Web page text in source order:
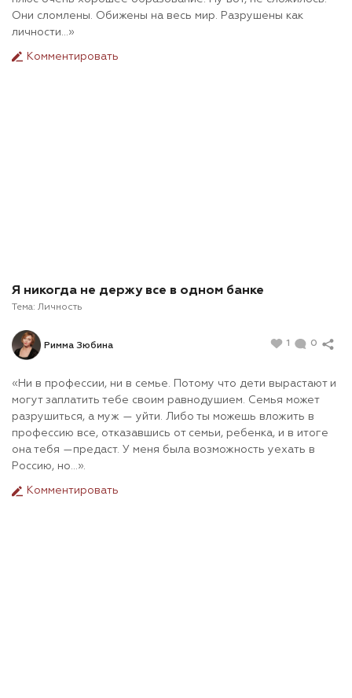
Они сломлены. Обижены на весь мир. Разрушены как
личности…»
Комментировать
Я никогда не держу все в одном банке
Тема: Личность
Римма Зюбина 1 0
«Ни в профессии, ни в семье. Потому что дети вырастают и
могут заплатить тебе своим равнодушием. Семья может
разрушиться, а муж — уйти. Либо ты можешь вложить в
профессию все, отказавшись от семьи, ребенка, и в итоге
она тебя —предаст. У меня была возможность уехать в
Россию, но…».
Комментировать